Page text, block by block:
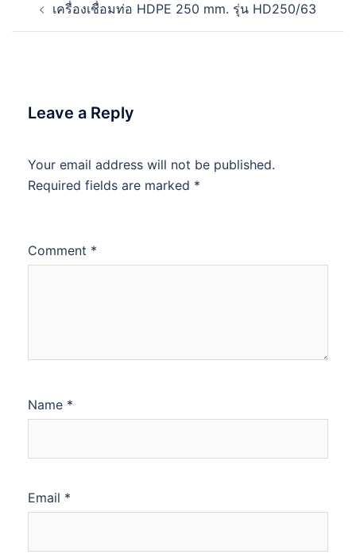
navigation
เครื่องเชื่อมท่อ HDPE 250 mm. รุ่น HD250/63
Leave a Reply
Your email address will not be published.
Required fields are marked *
Comment *
Name *
Email *